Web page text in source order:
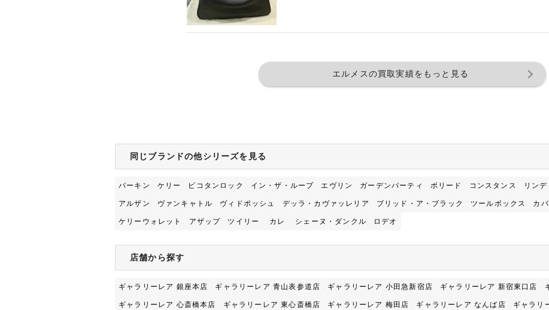
エルメスの買取実績をもっと見る
同じブランドの他シリーズを見る
バーキン ケリー ピコタンロック イン・ザ・ループ エヴリン ガーデンパーティ ボリード コンスタンス リンデ
アルザン ヴァンキャトル ヴィドポッシュ デッラ・カヴァッレリア ブリッド・ア・ブラック ツールボックス カ
ケリーウォレット アザップ ツイリー カレ シェーヌ・ダンクル ロデオ
店舗から探す
ギャラリーレア 銀座本店 ギャラリーレア 青山表参道店 ギャラリーレア 小田急新宿店 ギャラリーレア 新宿東口店
ギャラリーレア 心斎橋本店 ギャラリーレア 東心斎橋店 ギャラリーレア 梅田店 ギャラリーレア なんば店 ギャラリ